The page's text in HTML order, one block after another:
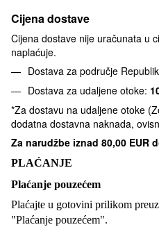
Cijena dostave
Cijena dostave nije uračunata u
naplaćuje.
Dostava za područje
Dostava za udaljene otoke:
*Za dostavu na udaljene otoke
dodatna dostavna naknada,
Za narudžbe iznad 80,00 EUR
PLAĆANJE
Plaćanje pouzećem
Plaćajte u gotovini prilikom
"Plaćanje pouzećem".